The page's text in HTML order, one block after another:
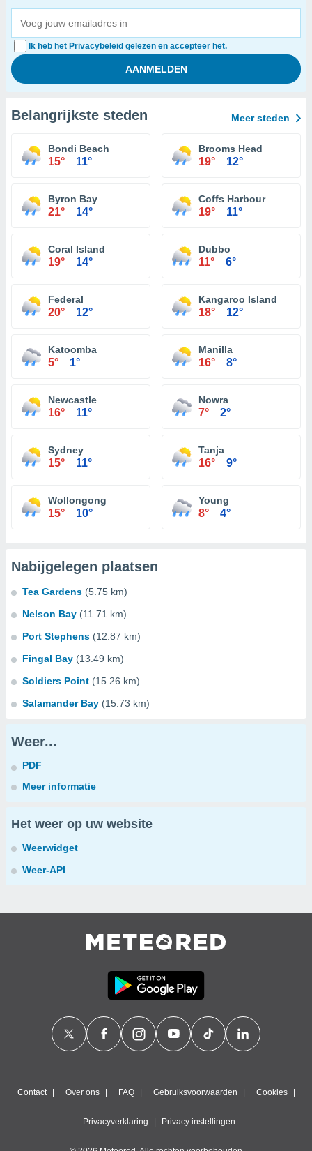
Ik heb het Privacybeleid gelezen en accepteer het.
Belangrijkste steden Meer steden
Bondi Beach
15° 11°
Brooms Head
19° 12°
Byron Bay
21° 14°
Coffs Harbour
19° 11°
Coral Island
19° 14°
Dubbo
11° 6°
Federal
20° 12°
Kangaroo Island
18° 12°
Katoomba
5° 1°
Manilla
16° 8°
Newcastle
16° 11°
Nowra
7° 2°
Sydney
15° 11°
Tanja
16° 9°
Wollongong
15° 10°
Young
8° 4°
Nabijgelegen plaatsen
Tea Gardens (5.75 km)
Nelson Bay (11.71 km)
Port Stephens (12.87 km)
Fingal Bay (13.49 km)
Soldiers Point (15.26 km)
Salamander Bay (15.73 km)
Weer...
PDF
Meer informatie
Het weer op uw website
Weerwidget
Weer-API
Contact Over ons FAQ Gebruiksvoorwaarden Cookies
Privacyverklaring Privacy instellingen